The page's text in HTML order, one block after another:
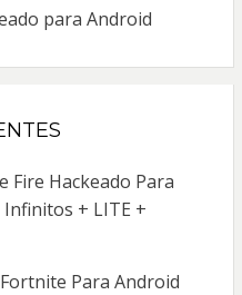
para Android
Fire Hackeado Para
+ LITE +
Para Android